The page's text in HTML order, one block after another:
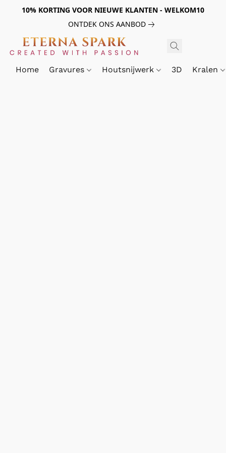
10% KORTING VOOR NIEUWE KLANTEN - WELKOM10
ONTDEK ONS AANBOD
Home Gravures Houtsnijwerk 3D Kralen